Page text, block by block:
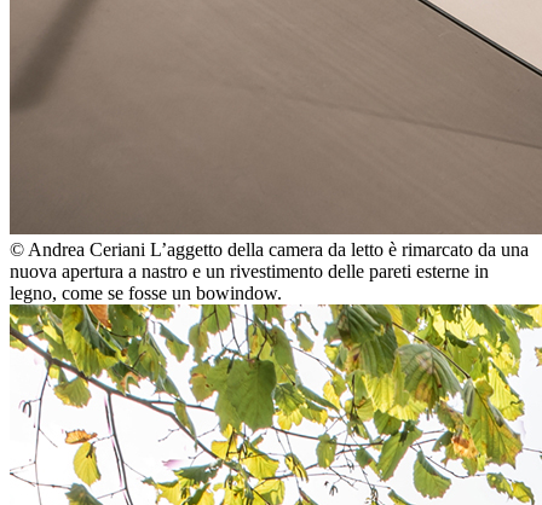
© Andrea Ceriani L’aggetto della camera da letto è rimarcato da una
nuova apertura a nastro e un rivestimento delle pareti esterne in
legno, come se fosse un bowindow.